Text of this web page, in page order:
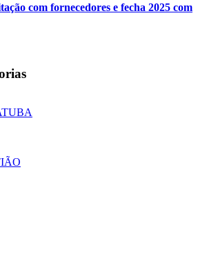
com fornecedores e fecha 2025 com